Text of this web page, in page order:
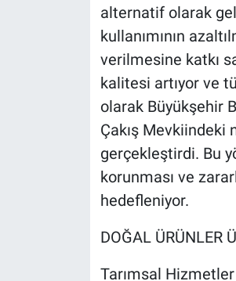
alternatif olarak
kullanımının
verilmesine katkı
kalitesi artıyor ve
olarak Büyükşehir
Çakış Mevkiindeki
gerçekleştirdi. Bu
korunması ve
hedefleniyor.
DOĞAL ÜRÜNLER
Tarımsal